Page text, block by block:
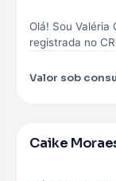
Olá! Sou Valéria
registrada no
Valor sob
EMBAIXADOR
Caike